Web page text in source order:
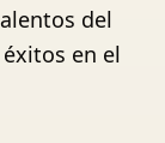
del
en el